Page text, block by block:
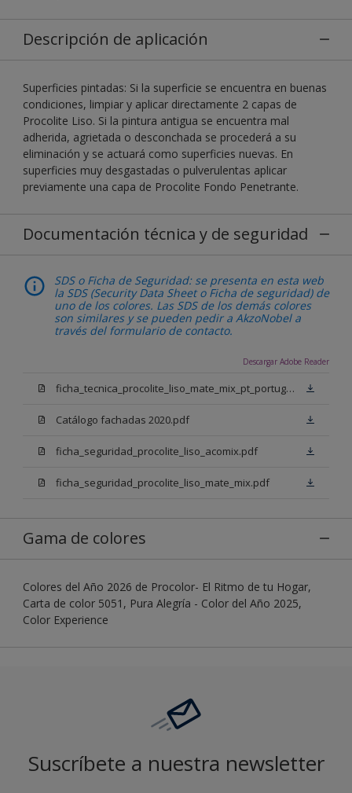
Descripción de aplicación
Superficies pintadas: Si la superficie se encuentra en buenas
condiciones, limpiar y aplicar directamente 2 capas de
Procolite Liso. Si la pintura antigua se encuentra mal
adherida, agrietada o desconchada se procederá a su
eliminación y se actuará como superficies nuevas. En
superficies muy desgastadas o pulverulentas aplicar
previamente una capa de Procolite Fondo Penetrante.
Documentación técnica y de seguridad
SDS o Ficha de Seguridad: se presenta en esta web
la SDS (Security Data Sheet o Ficha de seguridad) de
uno de los colores. Las SDS de los demás colores
son similares y se pueden pedir a AkzoNobel a
través del formulario de contacto.
Descargar Adobe Reader
ficha_tecnica_procolite_liso_mate_mix_pt_portugal.pdf
Catálogo fachadas 2020.pdf
ficha_seguridad_procolite_liso_acomix.pdf
ficha_seguridad_procolite_liso_mate_mix.pdf
Gama de colores
Colores del Año 2026 de Procolor- El Ritmo de tu Hogar,
Carta de color 5051, Pura Alegría - Color del Año 2025,
Color Experience
Suscríbete a nuestra newsletter